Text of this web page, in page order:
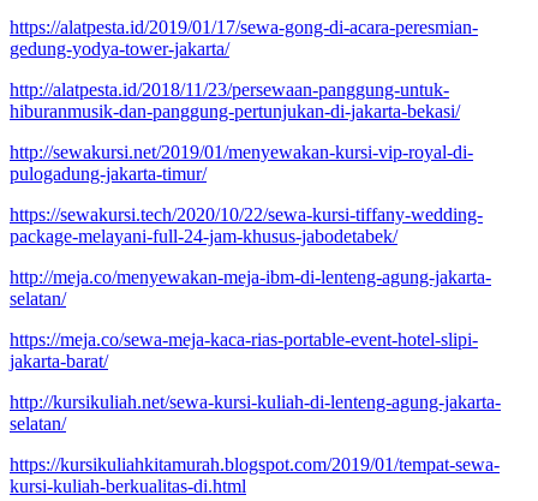
https://alatpesta.id/2019/01/17/sewa-gong-di-acara-peresmian-
gedung-yodya-tower-jakarta/
http://alatpesta.id/2018/11/23/persewaan-panggung-untuk-
hiburanmusik-dan-panggung-pertunjukan-di-jakarta-bekasi/
http://sewakursi.net/2019/01/menyewakan-kursi-vip-royal-di-
pulogadung-jakarta-timur/
https://sewakursi.tech/2020/10/22/sewa-kursi-tiffany-wedding-
package-melayani-full-24-jam-khusus-jabodetabek/
http://meja.co/menyewakan-meja-ibm-di-lenteng-agung-jakarta-
selatan/
https://meja.co/sewa-meja-kaca-rias-portable-event-hotel-slipi-
jakarta-barat/
http://kursikuliah.net/sewa-kursi-kuliah-di-lenteng-agung-jakarta-
selatan/
https://kursikuliahkitamurah.blogspot.com/2019/01/tempat-sewa-
kursi-kuliah-berkualitas-di.html